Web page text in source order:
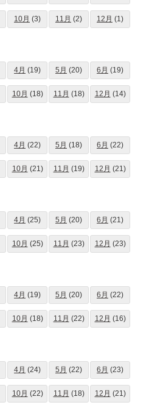
10月 (3) 11月 (2) 12月 (1)
4月 (19) 5月 (20) 6月 (19)
10月 (18) 11月 (18) 12月 (14)
4月 (22) 5月 (18) 6月 (22)
10月 (21) 11月 (19) 12月 (21)
4月 (25) 5月 (20) 6月 (21)
10月 (25) 11月 (23) 12月 (23)
4月 (19) 5月 (20) 6月 (22)
10月 (18) 11月 (22) 12月 (16)
4月 (24) 5月 (22) 6月 (23)
10月 (22) 11月 (18) 12月 (21)